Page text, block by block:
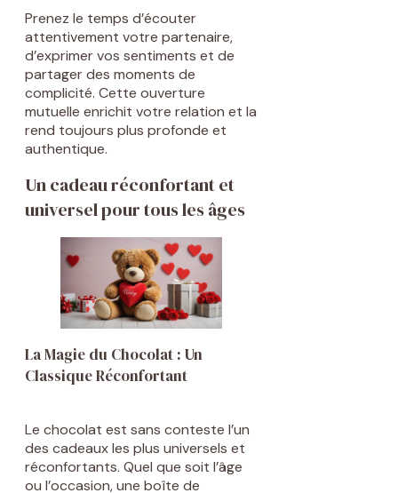
Prenez le temps d’écouter
attentivement votre partenaire,
d’exprimer vos sentiments et de
partager des moments de
complicité. Cette ouverture
mutuelle enrichit votre relation et la
rend toujours plus profonde et
authentique.
Un cadeau réconfortant et
universel pour tous les âges
La Magie du Chocolat : Un
Classique Réconfortant
Le chocolat est sans conteste l’un
des cadeaux les plus universels et
réconfortants. Quel que soit l’âge
ou l’occasion, une boîte de